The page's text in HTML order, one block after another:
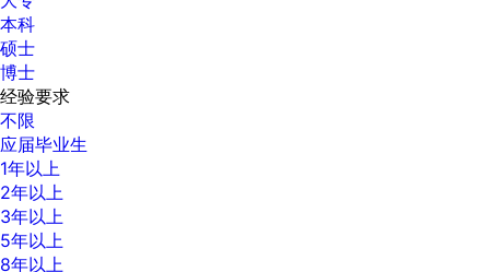
本科
硕士
博士
经验要求
不限
应届毕业生
1年以上
2年以上
3年以上
5年以上
8年以上